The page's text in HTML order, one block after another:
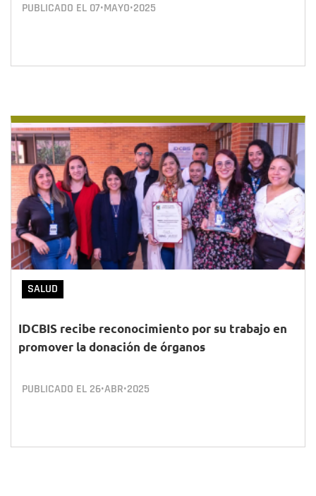
PUBLICADO EL 07•MAYO•2025
SALUD
IDCBIS recibe reconocimiento por su trabajo en
promover la donación de órganos
PUBLICADO EL 26•ABR•2025